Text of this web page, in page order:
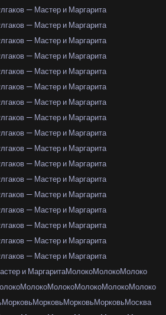
— Мастер и Маргарита
— Мастер и Маргарита
— Мастер и Маргарита
— Мастер и Маргарита
— Мастер и Маргарита
— Мастер и Маргарита
— Мастер и Маргарита
— Мастер и Маргарита
— Мастер и Маргарита
— Мастер и Маргарита
— Мастер и Маргарита
— Мастер и Маргарита
— Мастер и Маргарита
— Мастер и Маргарита
— Мастер и Маргарита
— Мастер и Маргарита
— Мастер и Маргарита
и МаргаритаМолокоМолокоМолоко
МолокоМолокоМолокоМолокоМолоко
МорковьМорковьМорковьМорковьМосква